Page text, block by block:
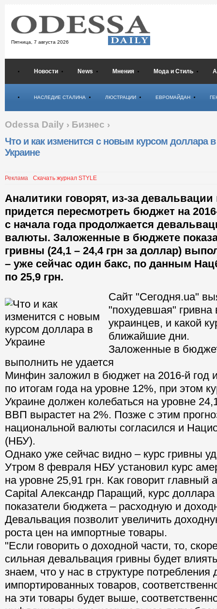
Пятница, 7 августа 2026
Новости News Мнения Мода и Стиль
НАСЛЕДИЕ СТАЛИНА ЛЮСТРАЦИИ ЕВРОМАЙДАН
Odessa Daily › Бизнес ›
Что и как изменится с новым курсом доллара в
Украине
Реклама Скачать журнал STYLE
Аналитики говорят, из-за
придется пересмотреть бюджет на
с начала года продолжается
валюты. Заложенные в бюджете
гривны (24,1 – 24,4 грн за доллар)
– уже сейчас один бакс, по данным
по 25,9 грн.
Сайт "Сегодня.ua"
"похудевшая" гривна
украинцев, и какой
ближайшие дни.
Заложенные в
выполнить не удается
Минфин заложил в бюджет на 2016-й год
по итогам года на уровне 12%, при этом
Украине должен колебаться на уровне
ВВП вырастет на 2%. Позже с этим
национальной валюты согласился и
(НБУ).
Однако уже сейчас видно – курс гривны
Утром 8 февраля НБУ установил курс
на уровне 25,91 грн. Как говорит главный
Capital Александр Паращий, курс доллара
показатели бюджета – расходную и
Девальвация позволит увеличить
роста цен на импортные товары.
"Если говорить о доходной части, то,
сильная девальвация гривны будет
знаем, что у нас в структуре потребления
импортированных товаров,
на эти товары будет выше,